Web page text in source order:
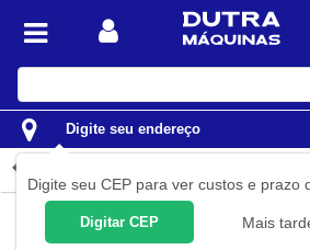
Digite
Digite seu endereço
Digite seu CEP para ver custos e prazo
Digitar CEP Mais
Construção Civil Sistema para
para sistema de nivelamento